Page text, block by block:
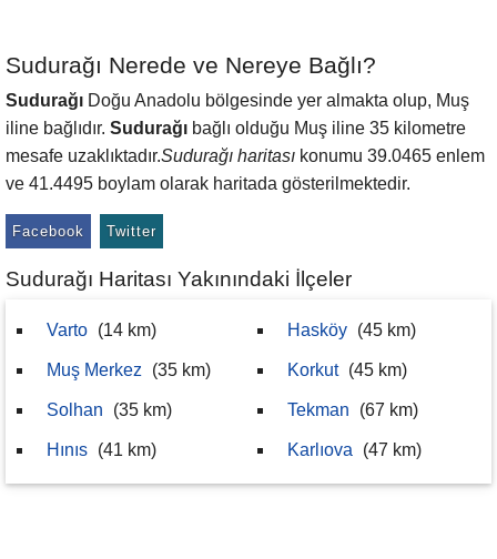
Sudurağı Nerede ve Nereye Bağlı?
Sudurağı Doğu Anadolu bölgesinde yer almakta olup, Muş
iline bağlıdır. Sudurağı bağlı olduğu Muş iline 35 kilometre
mesafe uzaklıktadır.Sudurağı haritası konumu 39.0465 enlem
ve 41.4495 boylam olarak haritada gösterilmektedir.
Facebook Twitter
Sudurağı Haritası Yakınındaki İlçeler
Varto (14 km)
Muş Merkez (35 km)
Solhan (35 km)
Hınıs (41 km)
Hasköy (45 km)
Korkut (45 km)
Tekman (67 km)
Karlıova (47 km)